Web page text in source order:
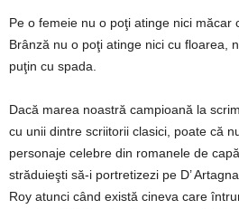
Pe o femeie nu o poţi atinge nici măcar
Brânză nu o poţi atinge nici cu floarea,
puţin cu spada.
Dacă marea noastră campioană la
cu unii dintre scriitorii clasici, poate că
personaje celebre din romanele de
străduieşti să-i portretizezi pe D’
Roy atunci când există cineva care